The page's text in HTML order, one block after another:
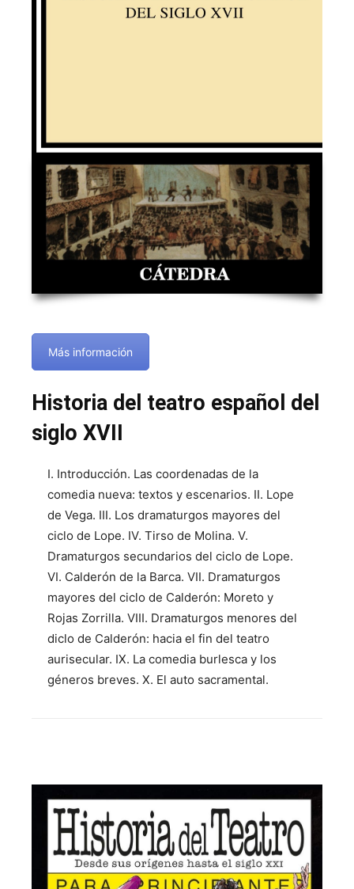
Más información
Historia del teatro español del
siglo XVII
I. Introducción. Las coordenadas de la
comedia nueva: textos y escenarios. II. Lope
de Vega. III. Los dramaturgos mayores del
ciclo de Lope. IV. Tirso de Molina. V.
Dramaturgos secundarios del ciclo de Lope.
VI. Calderón de la Barca. VII. Dramaturgos
mayores del ciclo de Calderón: Moreto y
Rojas Zorrilla. VIII. Dramaturgos menores del
diclo de Calderón: hacia el fin del teatro
aurisecular. IX. La comedia burlesca y los
géneros breves. X. El auto sacramental.